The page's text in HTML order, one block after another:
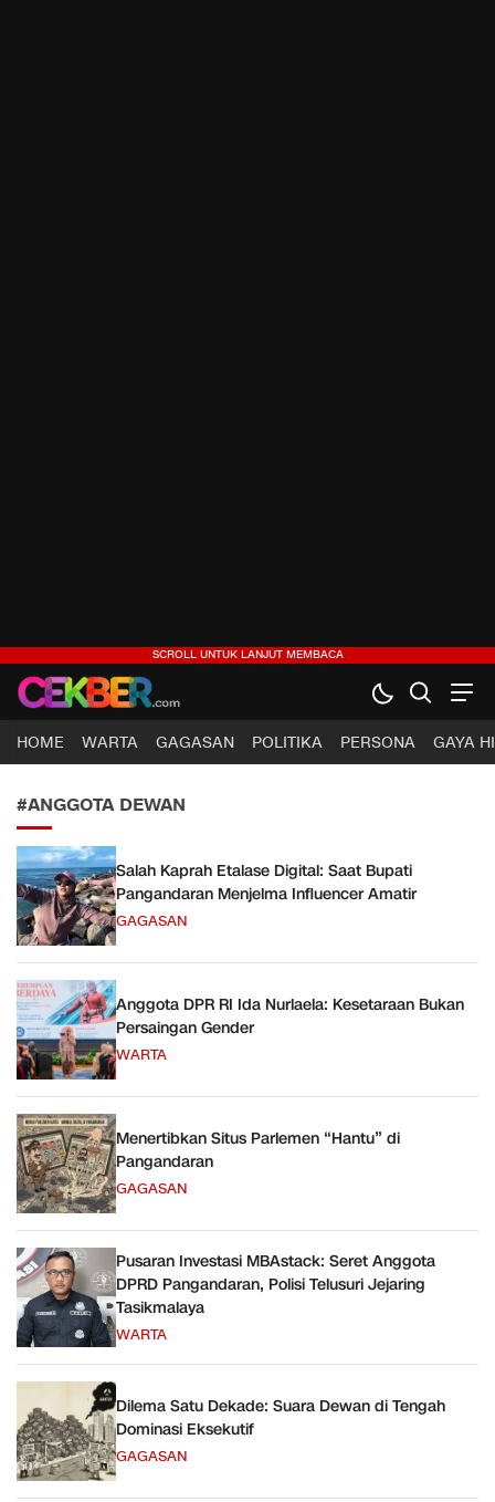
CEKBER
Berita Jelas, Analisis Cerdas
HOME WARTA GAGASAN POLITIKA PERSONA GAYA
#ANGGOTA DEWAN
Salah Kaprah Etalase Digital: Saat Bupati
Pangandaran Menjelma Influencer Amatir
GAGASAN
Anggota DPR RI Ida Nurlaela: Kesetaraan Bukan
Persaingan Gender
WARTA
Menertibkan Situs Parlemen “Hantu” di
Pangandaran
GAGASAN
Pusaran Investasi MBAstack: Seret Anggota
DPRD Pangandaran, Polisi Telusuri Jejaring
Tasikmalaya
WARTA
Dilema Satu Dekade: Suara Dewan di Tengah
Dominasi Eksekutif
GAGASAN